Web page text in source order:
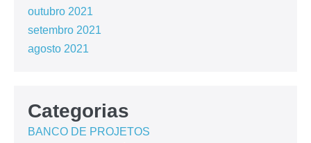
outubro 2021
setembro 2021
agosto 2021
Categorias
BANCO DE PROJETOS